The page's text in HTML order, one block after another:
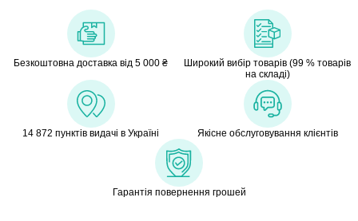
Безкоштовна доставка від 5 000 ₴
Широкий вибір товарів (99 % товарів
на складі)
14 872 пунктів видачі в Україні Якісне обслуговування клієнтів
Гарантія повернення грошей